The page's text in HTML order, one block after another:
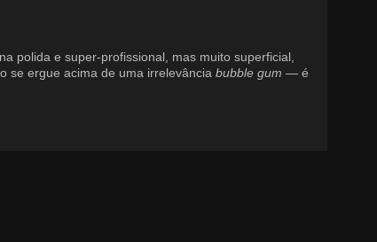
polida e super-profissional, mas muito superficial,
se ergue acima de uma irrelevância bubble gum — é